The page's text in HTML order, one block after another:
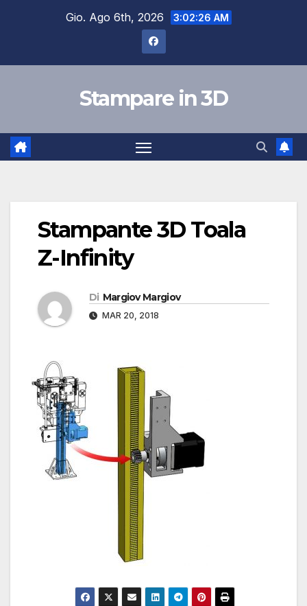
Gio. Ago 6th, 2026 3:02:26 AM
Stampare in 3D
Stampante 3D Toala
Z-Infinity
Di Margiov Margiov
MAR 20, 2018